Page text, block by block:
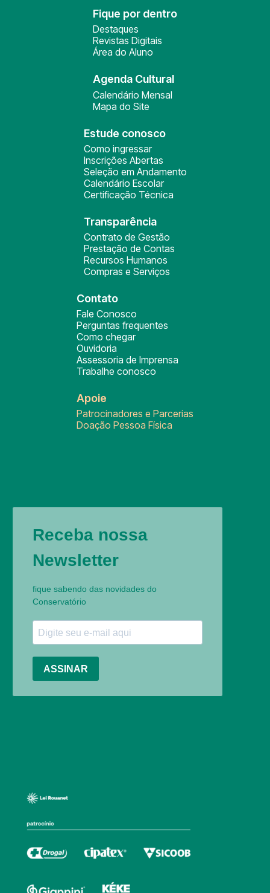
Fique por dentro
Destaques
Revistas Digitais
Área do Aluno
Agenda Cultural
Calendário Mensal
Mapa do Site
Estude conosco
Como ingressar
Inscrições Abertas
Seleção em Andamento
Calendário Escolar
Certificação Técnica
Transparência
Contrato de Gestão
Prestação de Contas
Recursos Humanos
Compras e Serviços
Contato
Fale Conosco
Perguntas frequentes
Como chegar
Ouvidoria
Assessoria de Imprensa
Trabalhe conosco
Apoie
Patrocinadores e Parcerias
Doação Pessoa Física